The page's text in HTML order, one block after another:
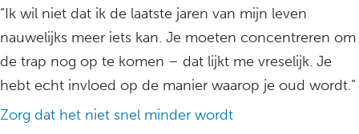
“Ik wil niet dat ik de laatste jaren van mijn leven
nauwelijks meer iets kan. Je moeten concentreren om
de trap nog op te komen – dat lijkt me vreselijk. Je
hebt echt invloed op de manier waarop je oud wordt.”
Zorg dat het niet snel minder wordt